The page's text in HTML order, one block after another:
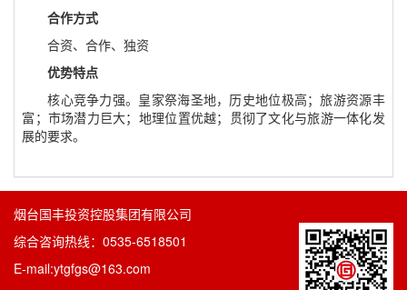
合作方式
合资、合作、独资
优势特点
核心竞争力强。皇家祭海圣地，历史地位极高；旅游资源丰
富；市场潜力巨大；地理位置优越；贯彻了文化与旅游一体化发
展的要求。
烟台国丰投资控股集团有限公司
综合咨询热线：0535-6518501
E-mail:ytgfgs@163.com